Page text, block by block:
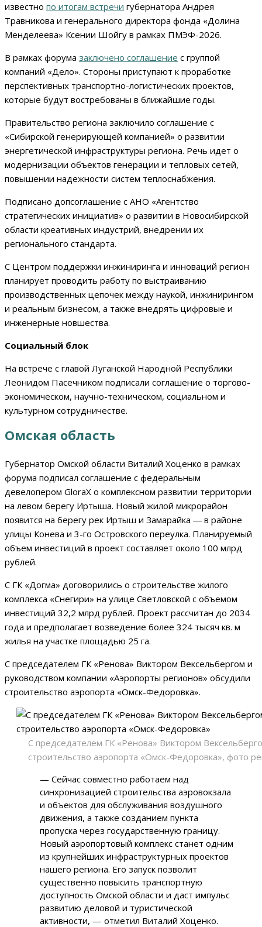
известно по итогам встречи губернатора Андрея
Травникова и генерального директора фонда «Долина
Менделеева» Ксении Шойгу в рамках ПМЭФ-2026.
В рамках форума заключено соглашение с группой
компаний «Дело». Стороны приступают к проработке
перспективных транспортно-логистических проектов,
которые будут востребованы в ближайшие годы.
Правительство региона заключило соглашение с
«Сибирской генерирующей компанией» о развитии
энергетической инфраструктуры региона. Речь идет о
модернизации объектов генерации и тепловых сетей,
повышении надежности систем теплоснабжения.
Подписано допсоглашение с АНО «Агентство
стратегических инициатив» о развитии в Новосибирской
области креативных индустрий, внедрении их
регионального стандарта.
С Центром поддержки инжиниринга и инноваций регион
планирует проводить работу по выстраиванию
производственных цепочек между наукой, инжинирингом
и реальным бизнесом, а также внедрять цифровые и
инженерные новшества.
Социальный блок
На встрече с главой Луганской Народной Республики
Леонидом Пасечником подписали соглашение о торгово-
экономическом, научно-техническом, социальном и
культурном сотрудничестве.
Омская область
Губернатор Омской области Виталий Хоценко в рамках
форума подписал соглашение с федеральным
девелопером GloraX о комплексном развитии территории
на левом берегу Иртыша. Новый жилой микрорайон
появится на берегу рек Иртыш и Замарайка ― в районе
улицы Конева и 3-го Островского переулка. Планируемый
объем инвестиций в проект составляет около 100 млрд
рублей.
С ГК «Догма» договорились о строительстве жилого
комплекса «Снегири» на улице Светловской с объемом
инвестиций 32,2 млрд рублей. Проект рассчитан до 2034
года и предполагает возведение более 324 тысяч кв. м
жилья на участке площадью 25 га.
С председателем ГК «Ренова» Виктором Вексельбергом и
руководством компании «Аэропорты регионов» обсудили
строительство аэропорта «Омск-Федоровка».
С председателем ГК «Ренова» Виктором
строительство аэропорта «Омск-Федоровка», фото
— Сейчас совместно работаем над
синхронизацией строительства аэровокзала
и объектов для обслуживания воздушного
движения, а также созданием пункта
пропуска через государственную границу.
Новый аэропортовый комплекс станет одним
из крупнейших инфраструктурных проектов
нашего региона. Его запуск позволит
существенно повысить транспортную
доступность Омской области и даст импульс
развитию деловой и туристической
активности, — отметил Виталий Хоценко.